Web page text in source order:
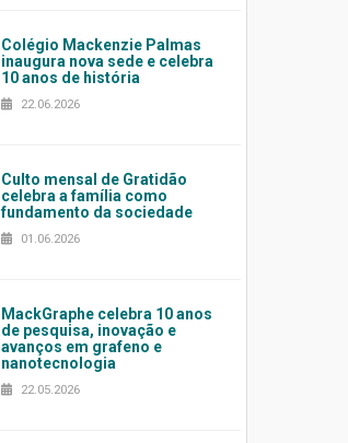
Colégio Mackenzie Palmas
inaugura nova sede e celebra
10 anos de história
22.06.2026
Culto mensal de Gratidão
celebra a família como
fundamento da sociedade
01.06.2026
MackGraphe celebra 10 anos
de pesquisa, inovação e
avanços em grafeno e
nanotecnologia
22.05.2026